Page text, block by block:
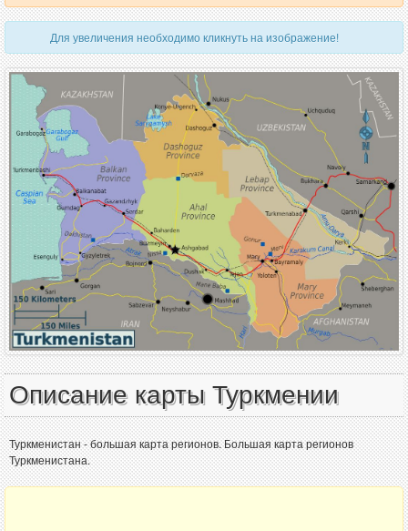
Для увеличения необходимо кликнуть на изображение!
Описание карты Туркмении
Туркменистан - большая карта регионов. Большая карта регионов
Туркменистана.